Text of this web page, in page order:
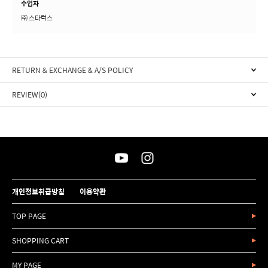
수입자
㈜ 스타럭스
RETURN & EXCHANGE & A/S POLICY
REVIEW(0)
개인정보취급방침 이용약관
TOP PAGE
SHOPPING CART
MY PAGE